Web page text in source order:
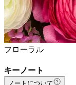
フローラル
キーノート
ノートについて